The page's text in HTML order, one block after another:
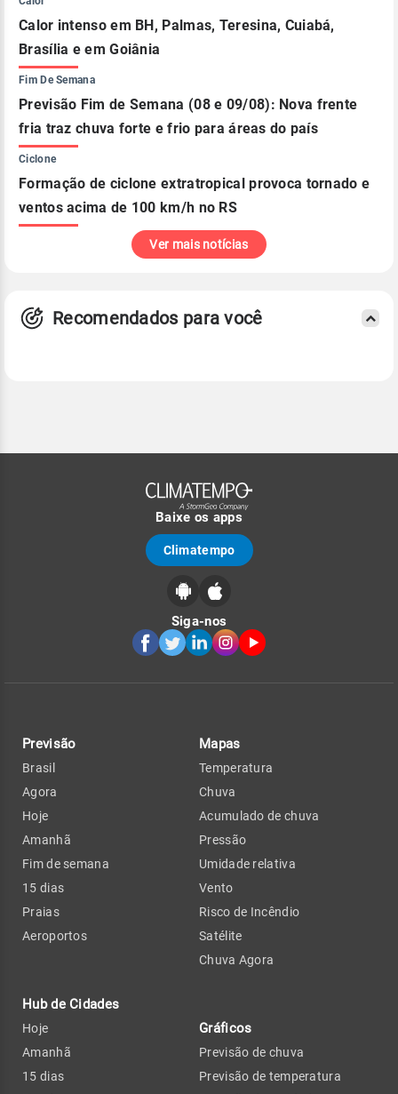
Calor intenso em BH, Palmas, Teresina, Cuiabá,
Brasília e em Goiânia
Fim De Semana
Previsão Fim de Semana (08 e 09/08): Nova frente
fria traz chuva forte e frio para áreas do país
Ciclone
Formação de ciclone extratropical provoca tornado e
ventos acima de 100 km/h no RS
Ver mais notícias
Recomendados para você
Baixe os apps
Climatempo
Siga-nos
Previsão
Brasil
Agora
Hoje
Amanhã
Fim de semana
15 dias
Praias
Aeroportos
Hub de Cidades
Hoje
Amanhã
15 dias
Mapas
Temperatura
Chuva
Acumulado de chuva
Pressão
Umidade relativa
Vento
Risco de Incêndio
Satélite
Chuva Agora
Gráficos
Previsão de chuva
Previsão de temperatura